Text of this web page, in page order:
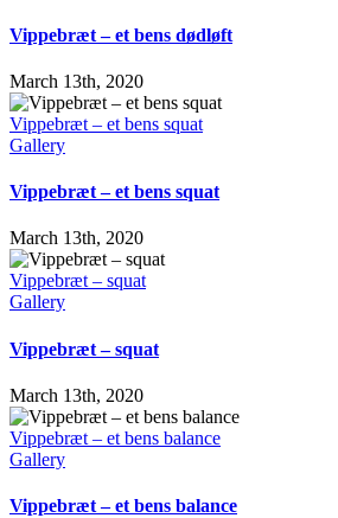
Vippebræt – et bens dødløft
March 13th, 2020
Vippebræt – et bens squat
Gallery
Vippebræt – et bens squat
March 13th, 2020
Vippebræt – squat
Gallery
Vippebræt – squat
March 13th, 2020
Vippebræt – et bens balance
Gallery
Vippebræt – et bens balance